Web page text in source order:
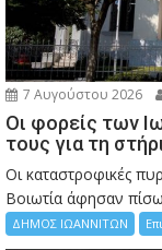
7 Αυγούστου 2026
Οι φορείς των
τους για τη
Οι καταστροφικές
Bοιωτία άφησαν
ΔΗΜΟΣ ΙΩΑΝΝΙΤΩΝ